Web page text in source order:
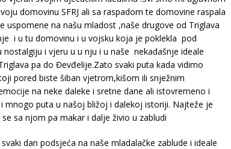
domovinu SFRJ ali sa raspadom te domovine raspala
uspomene na našu mladost ,naše drugove od Triglava
i u tu domovinu i u vojsku koja je poklekla pod
i vjeru u u nju i u naše nekadašnje ideale
pa do Đevđelije.Zato svaki puta kada vidimo
pored biste šiban vjetrom,kišom ili snježnim
na neke daleke i sretne dane ali istovremeno i
mnogo puta u našoj bližoj i dalekoj istoriji. Najteže je
sa njom pa makar i dalje živio u zabludi
dan podsjeća na naše mladalačke zablude i ideale